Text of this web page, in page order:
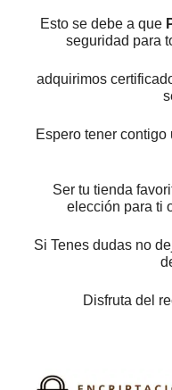
Esto se debe a que
seguridad para
adquirimos
Espero tener contigo
Ser tu tienda
elección para ti
Si Tenes dudas no
Disfruta del